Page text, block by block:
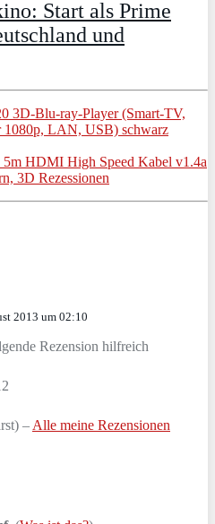
Start als Prime
und
3D-Blu-ray-Player (Smart-TV,
LAN, USB) schwarz
HDMI High Speed Kabel v1.4a
3D Rezessionen
2013 um 02:10
Rezension hilfreich
– Alle meine Rezensionen